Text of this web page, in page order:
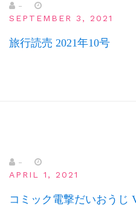
-
SEPTEMBER 3, 2021
旅行読売 2021年10号
-
APRIL 1, 2021
コミック電撃だいおうじ